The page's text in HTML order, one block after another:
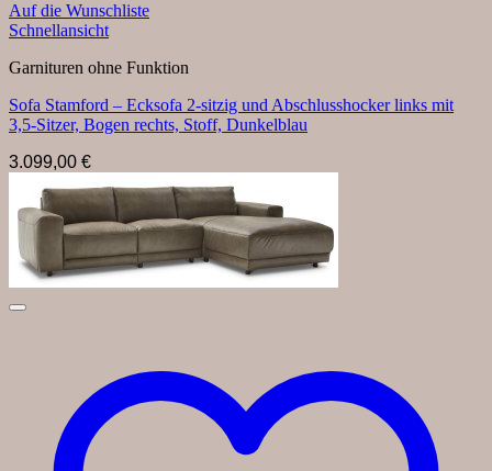
Auf die Wunschliste
Schnellansicht
Garnituren ohne Funktion
Sofa Stamford – Ecksofa 2-sitzig und Abschlusshocker links mit
3,5-Sitzer, Bogen rechts, Stoff, Dunkelblau
3.099,00 €